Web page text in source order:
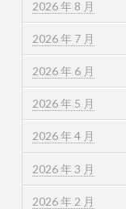
2026 年 8 月
2026 年 7 月
2026 年 6 月
2026 年 5 月
2026 年 4 月
2026 年 3 月
2026 年 2 月